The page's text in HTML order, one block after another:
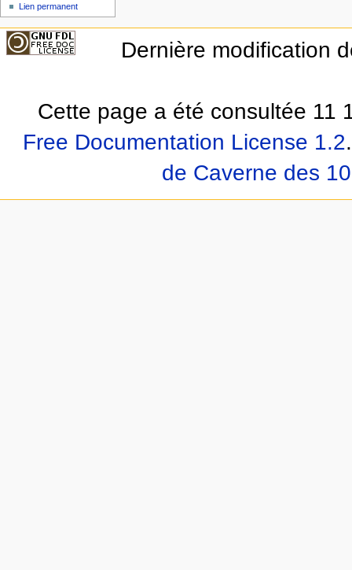
Lien permanent
Dernière modification
Cette page a été consultée 11
Free Documentation License 1.2.
de Caverne des